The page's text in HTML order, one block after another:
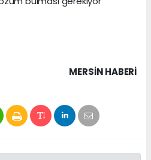
MERSIN HABERİ